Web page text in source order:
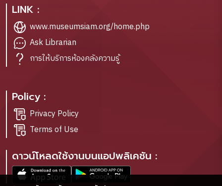
LINK :
www.museumsiam.org/home.php
Ask Librarian
การให้บริการห้องคลังความรู้
Policy :
Privacy Policy
Terms of Use
ดาวน์โหลดใช้งานบนแอปพลิเคชัน :